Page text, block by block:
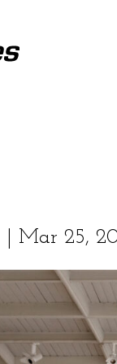
Mar 25,